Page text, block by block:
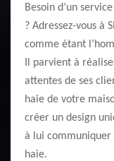
Besoin d’un
? Adressez-vous à
comme étant
Il parvient à
attentes de ses
haie de votre
créer un design
à lui communiquer
haie.